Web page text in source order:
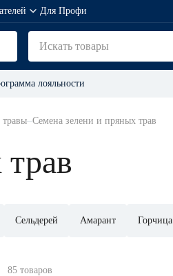
Для Профи
лояльности
Семена зелени и пряных трав
Сельдерей Амарант Горчица
85 товаров